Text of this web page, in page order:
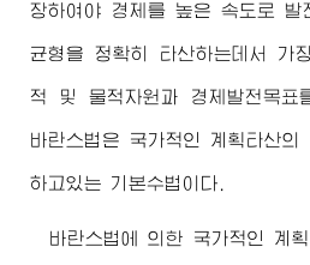
장하여야 경제를 높은 속도로 발
균형을 정확히 타산하는데서 가
적 및 물적자원과 경제발전목표
바란스법은 국가적인 계획타산
하고있는 기본수법이다.
바란스법에 의한 국가적인 계